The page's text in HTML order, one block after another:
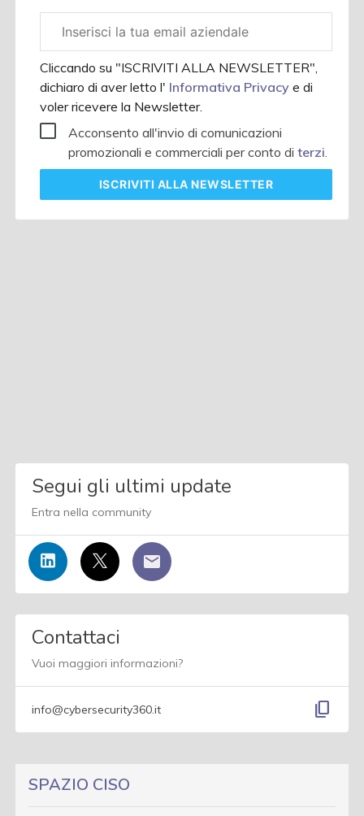
aziendale
Cliccando su "ISCRIVITI ALLA NEWSLETTER",
dichiaro di aver letto l' Informativa Privacye di
voler ricevere la Newsletter.
Acconsento all'invio di comunicazioni
promozionali e commerciali per conto diterzi.
ISCRIVITI ALLA NEWSLETTER
Segui gli ultimi update
Entra nella community
Contattaci
Vuoi maggiori informazioni?
info@cybersecurity360.it content_copy
SPAZIO CISO